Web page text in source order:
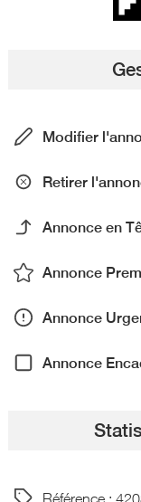
Modifier
Retirer
Annonce en
Annonce
Annonce
Annonce
Référence :